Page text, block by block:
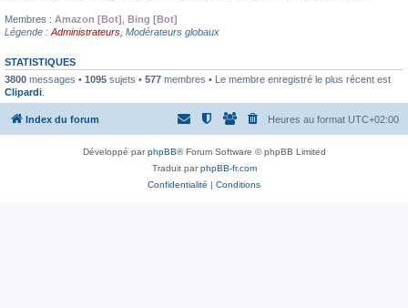
Membres : Amazon [Bot] Bing [Bot]
Légende : Administrateurs Modérateurs globaux
STATISTIQUES
3800 messages • 1095 sujets • 577 membres • Le membre enregistré le plus récent est
Clipardi
Index du forum Heures au format UTC+02:00
Développé parphpBB® Forum Software © phpBB Limited
Traduit parphpBB-fr.com
Confidentialité | Conditions